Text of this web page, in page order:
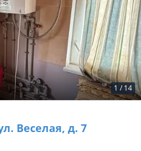
1 / 14
Веселая, д. 7